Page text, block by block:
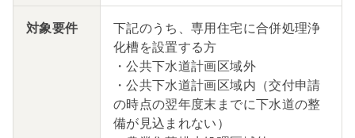
対象要件
下記のうち、専用住宅に合併処理浄
化槽を設置する方
・公共下水道計画区域外
・公共下水道計画区域内（交付申請
の時点の翌年度末までに下水道の整
備が見込まれない）